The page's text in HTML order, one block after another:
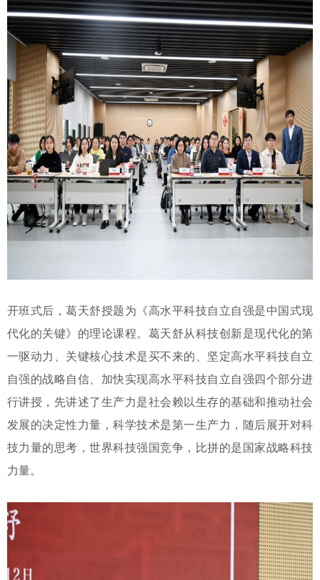
开班式后，葛天舒授题为《高水平科技自立自强是中国式现
代化的关键》的理论课程。葛天舒从科技创新是现代化的第
一驱动力、关键核心技术是买不来的、坚定高水平科技自立
自强的战略自信、加快实现高水平科技自立自强四个部分进
行讲授，先讲述了生产力是社会赖以生存的基础和推动社会
发展的决定性力量，科学技术是第一生产力，随后展开对科
技力量的思考，世界科技强国竞争，比拼的是国家战略科技
力量。